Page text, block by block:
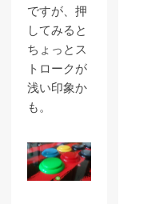
ですが、押
してみると
ちょっとス
トロークが
浅い印象か
も。